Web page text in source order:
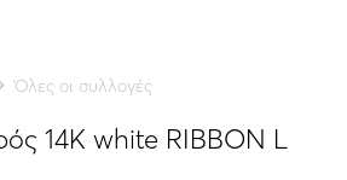
Όλες οι συλλογές
14K white RIBBON L